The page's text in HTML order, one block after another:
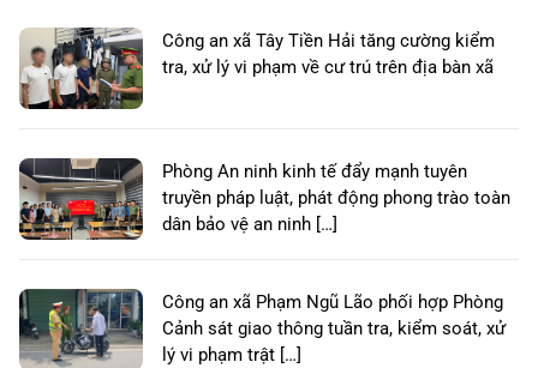
Công an xã Tây Tiền Hải tăng cường kiểm
tra, xử lý vi phạm về cư trú trên địa bàn xã
Phòng An ninh kinh tế đẩy mạnh tuyên
truyền pháp luật, phát động phong trào toàn
dân bảo vệ an ninh […]
Công an xã Phạm Ngũ Lão phối hợp Phòng
Cảnh sát giao thông tuần tra, kiểm soát, xử
lý vi phạm trật […]